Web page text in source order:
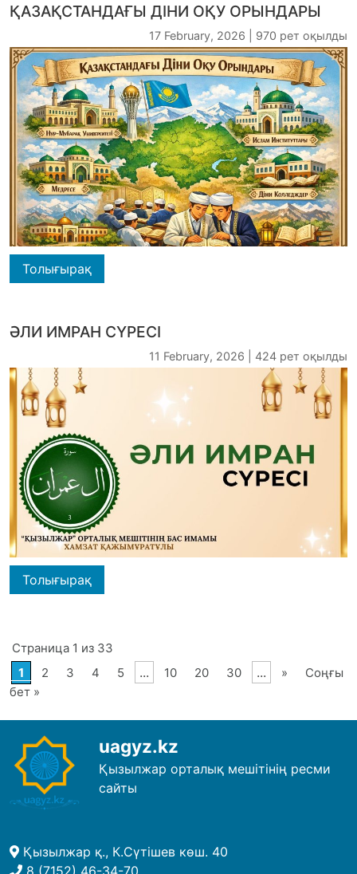
ҚАЗАҚСТАНДАҒЫ ДІНИ ОҚУ ОРЫНДАРЫ
17 February, 2026 | 970 рет оқылды
Толығырақ
ӘЛИ ИМРАН СҮРЕСІ
11 February, 2026 | 424 рет оқылды
Толығырақ
Страница 1 из 33
1
2 3 4 5 ... 10 20 30 ... »
Соңғы
бет »
uagyz.kz
Қызылжар орталық мешітінің ресми
сайты
Қызылжар қ., К.Сүтішев көш. 40